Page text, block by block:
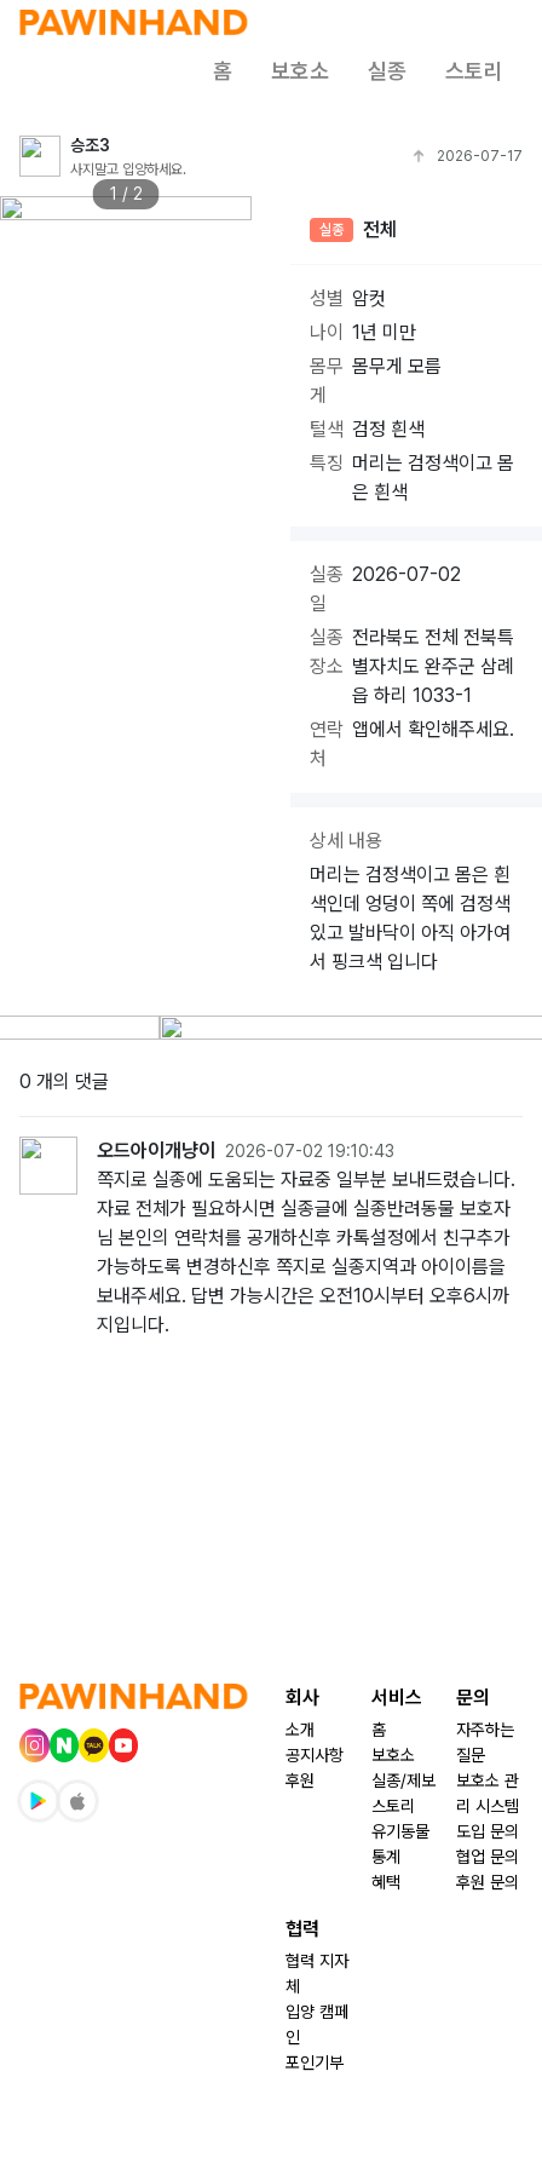
홈 보호소 실종 스토리
승조3
사지말고 입양하세요.
2026-07-17
1 / 2
실종 전체
성별 암컷
나이
1년 미만
몸무
게
몸무게 모름
털색 검정 흰색
특징 머리는 검정색이고 몸
은 흰색
실종
일
2026-07-02
실종
장소
전라북도 전체 전북특
별자치도 완주군 삼례
읍 하리 1033-1
연락
처
앱에서 확인해주세요.
상세 내용
머리는 검정색이고 몸은 흰
색인데 엉덩이 쪽에 검정색
있고 발바닥이 아직 아가여
서 핑크색 입니다
0 개의 댓글
오드아이개냥이 2026-07-02 19:10:43
쪽지로 실종에 도움되는 자료중 일부분 보내드렸습니다.
자료 전체가 필요하시면 실종글에 실종반려동물 보호자
님 본인의 연락처를 공개하신후 카톡설정에서 친구추가
가능하도록 변경하신후 쪽지로 실종지역과 아이이름을
보내주세요. 답변 가능시간은 오전10시부터 오후6시까
지입니다.
회사
소개
공지사항
후원
서비스
홈
보호소
실종/제보
스토리
유기동물
통계
혜택
문의
자주하는
질문
보호소 관
리 시스템
도입 문의
협업 문의
후원 문의
협력
협력 지자
체
입양 캠페
인
포인기부